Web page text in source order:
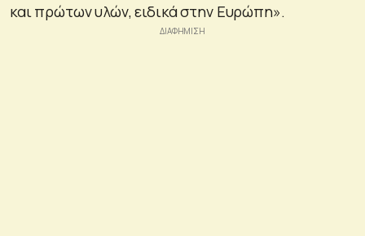
και πρώτων υλών, ειδικά στην Ευρώπη».